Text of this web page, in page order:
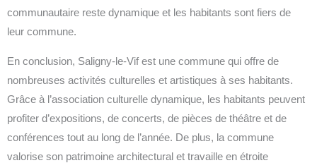
communautaire reste dynamique et les habitants sont fiers de
leur commune.
En conclusion, Saligny-le-Vif est une commune qui offre de
nombreuses activités culturelles et artistiques à ses habitants.
Grâce à l’association culturelle dynamique, les habitants peuvent
profiter d’expositions, de concerts, de pièces de théâtre et de
conférences tout au long de l’année. De plus, la commune
valorise son patrimoine architectural et travaille en étroite